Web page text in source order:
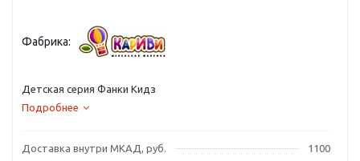
Фабрика:
Детская серия Фанки Кидз
Подробнее
Доставка внутри МКАД, руб.
1100